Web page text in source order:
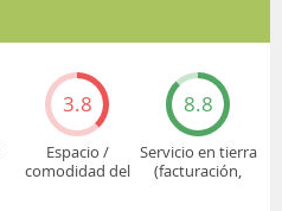
3.8
Espacio /
comodidad del
8.8
Servicio en tierra
(facturación,